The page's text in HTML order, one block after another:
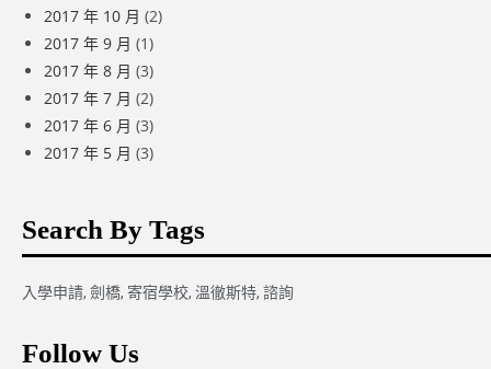
2017 年 10 月 (2)
2017 年 9 月 (1)
2017 年 8 月 (3)
2017 年 7 月 (2)
2017 年 6 月 (3)
2017 年 5 月 (3)
Search By Tags
入學申請, 劍橋, 寄宿學校, 溫徹斯特, 諮詢
Follow Us